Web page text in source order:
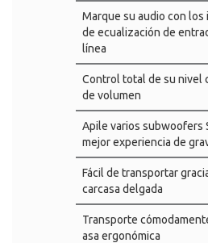
Marque su audio con
de ecualización de
línea
Control total de su nivel
de volumen
Apile varios subwoofers
mejor experiencia de
Fácil de transportar
carcasa delgada
Transporte
asa ergonómica